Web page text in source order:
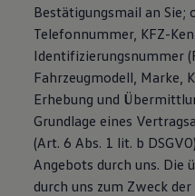
Bestätigungsmail an Sie;
Telefonnummer, KFZ-
Identifizierungsnummer
Fahrzeugmodell, Marke,
Erhebung und
Grundlage eines
(Art. 6 Abs. 1 lit. b
Angebots durch uns.
durch uns zum Zweck